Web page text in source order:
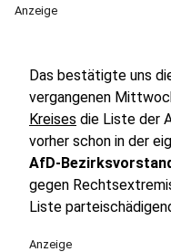
Anzeige
Das bestätigte uns
vergangenen
Kreises die Liste der
vorher schon in der
AfD-
gegen
Liste
Anzeige